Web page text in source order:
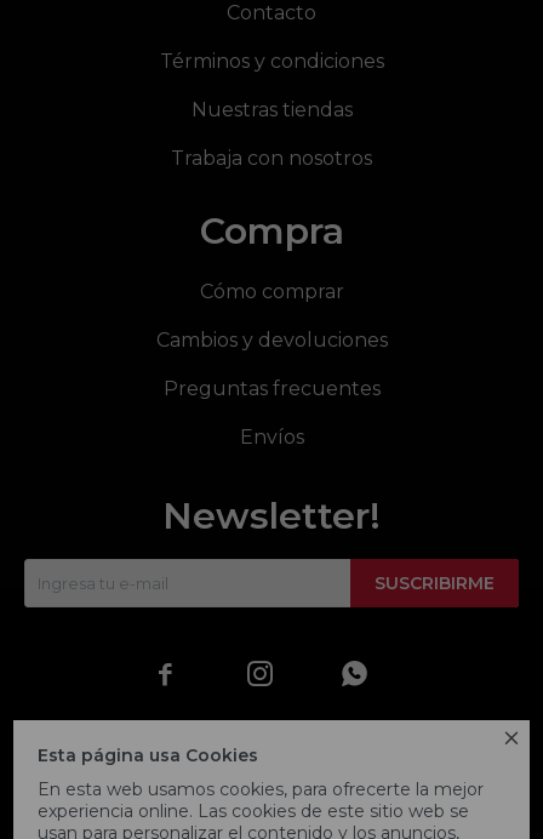

Esta página usa Cookies
En esta web usamos cookies, para ofrecerte la mejor
experiencia online. Las cookies de este sitio web se
usan para personalizar el contenido y los anuncios,
Contacto
Términos y condiciones
Nuestras tiendas
Trabaja con nosotros
Compra
Cómo comprar
Cambios y devoluciones
Preguntas frecuentes
Envíos
Newsletter!
SUSCRIBIRME
  